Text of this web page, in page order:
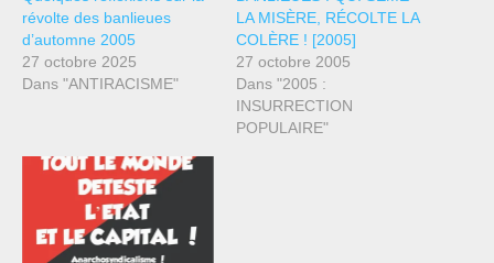
révolte des banlieues
d’automne 2005
27 octobre 2025
Dans "ANTIRACISME"
LA MISÈRE, RÉCOLTE LA
COLÈRE ! [2005]
27 octobre 2005
Dans "2005 :
INSURRECTION
POPULAIRE"